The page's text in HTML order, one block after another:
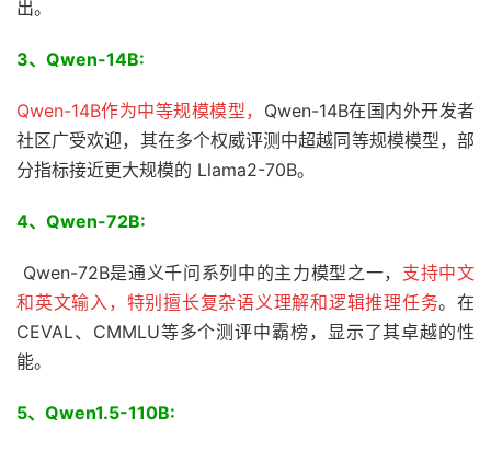
出。
3、 Qwen-14B:
Qwen-14B作为中等规模模型， Qwen-14B在国内外开发者
社区广受欢迎，其在多个权威评测中超越同等规模模型，部
分指标接近更大规模的 Llama2-70B。
4、Qwen-72B:
Qwen-72B是通义千问系列中的主力模型之一， 支持中文
和英文输入，特别擅长复杂语义理解和逻辑推理任务。在
CEVAL、CMMLU等多个测评中霸榜，显示了其卓越的性
能。
5、 Qwen1.5-110B: